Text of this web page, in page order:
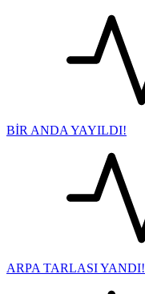
BİR ANDA YAYILDI!
ARPA TARLASI YANDI!